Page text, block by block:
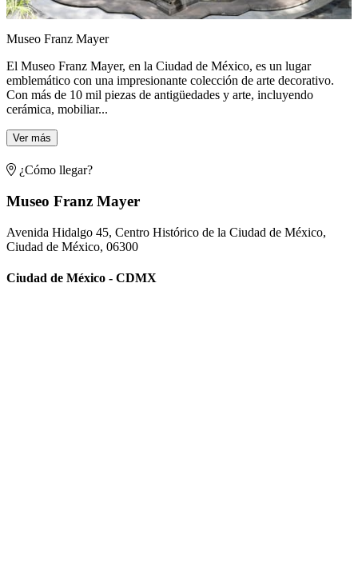
Museo Franz Mayer
El Museo Franz Mayer, en la Ciudad de México, es un lugar
emblemático con una impresionante colección de arte decorativo.
Con más de 10 mil piezas de antigüedades y arte, incluyendo
cerámica, mobiliar...
Ver más
¿Cómo llegar?
Museo Franz Mayer
Avenida Hidalgo 45, Centro Histórico de la Ciudad de México,
Ciudad de México, 06300
Ciudad de México - CDMX